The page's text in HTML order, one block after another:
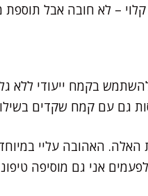
– לא חובה אבל
בקמח ייעודי ללא
גם עם קמח שקדים
האלה. האהובה עליי
אני גם מוסיפה טיפונת